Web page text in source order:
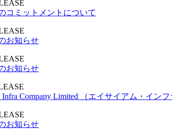
コミットメントについて
お知らせ
お知らせ
Company Limited （エイサイアム・イン
お知らせ